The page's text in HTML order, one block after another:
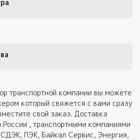
транспортной компании вы можете
который свяжется с вами сразу
свой заказ. Доставка
, транспортными компаниями
ПЭК, Байкал Сервис, Энергия,